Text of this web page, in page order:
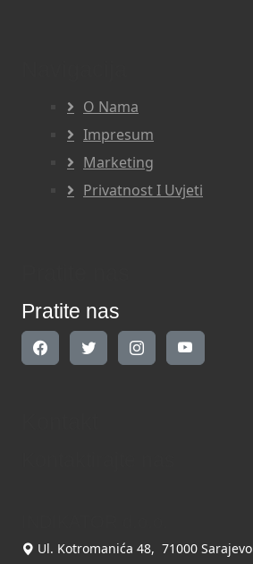
O Nama
Impresum
Marketing
Privatnost I Uvjeti
Pratite nas
Ul. Kotromanića 48, 71000 Sarajevo